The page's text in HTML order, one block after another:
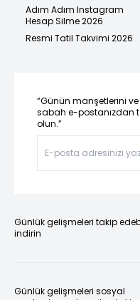
Adım Adım Instagram
Hesap Silme 2026
Resmi Tatil Takvimi 2026
“Günün manşetlerini
sabah e-postanızdan
olun.”
Günlük gelişmeleri takip
indirin
Günlük gelişmeleri sosyal